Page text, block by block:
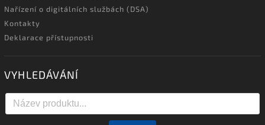
Nařízení o digitálních službách (DSA)
Kontakty
Deklarace přístupnosti
VYHLEDÁVÁNÍ